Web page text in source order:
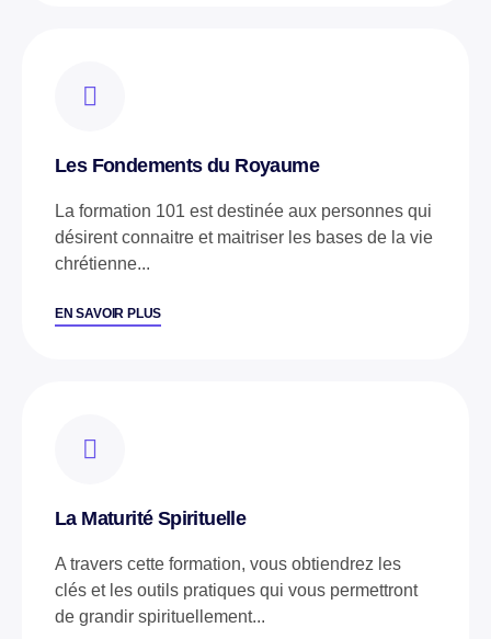
Les Fondements du Royaume
La formation 101 est destinée aux personnes qui
désirent connaitre et maitriser les bases de la vie
chrétienne...
EN SAVOIR PLUS
La Maturité Spirituelle
A travers cette formation, vous obtiendrez les
clés et les outils pratiques qui vous permettront
de grandir spirituellement...